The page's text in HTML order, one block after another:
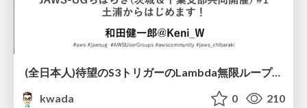
(全日本人)待望のS3トリガーの Lambda無限ループ対応について / chibaraki-1
kwada
0 210